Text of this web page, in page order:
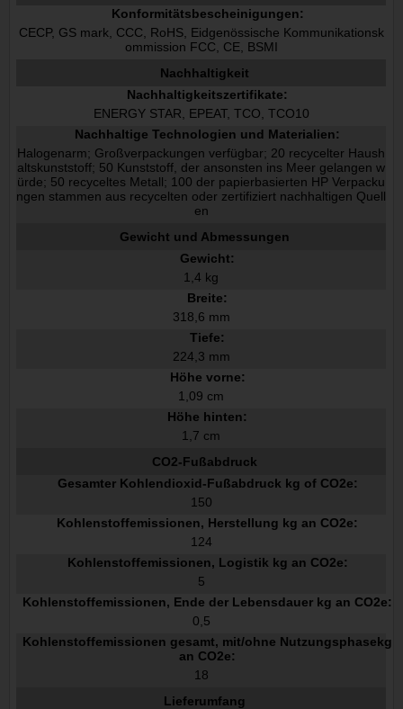
Konformitätsbescheinigungen:
CECP, GS mark, CCC, RoHS, Eidgenössische Kommunikationsk
ommission FCC, CE, BSMI
Nachhaltigkeit
Nachhaltigkeitszertifikate:
ENERGY STAR, EPEAT, TCO, TCO10
Nachhaltige Technologien und Materialien:
Halogenarm; Großverpackungen verfügbar; 20 recycelter Haush
altskunststoff; 50 Kunststoff, der ansonsten ins Meer gelangen w
ürde; 50 recyceltes Metall; 100 der papierbasierten HP Verpacku
ngen stammen aus recycelten oder zertifiziert nachhaltigen Quell
en
Gewicht und Abmessungen
Gewicht:
1,4 kg
Breite:
318,6 mm
Tiefe:
224,3 mm
Höhe vorne:
1,09 cm
Höhe hinten:
1,7 cm
CO2-Fußabdruck
Gesamter Kohlendioxid-Fußabdruck kg of CO2e:
150
Kohlenstoffemissionen, Herstellung kg an CO2e:
124
Kohlenstoffemissionen, Logistik kg an CO2e:
5
Kohlenstoffemissionen, Ende der Lebensdauer kg an CO2e:
0,5
Kohlenstoffemissionen gesamt, mit/ohne Nutzungsphasekg
an CO2e:
18
Lieferumfang